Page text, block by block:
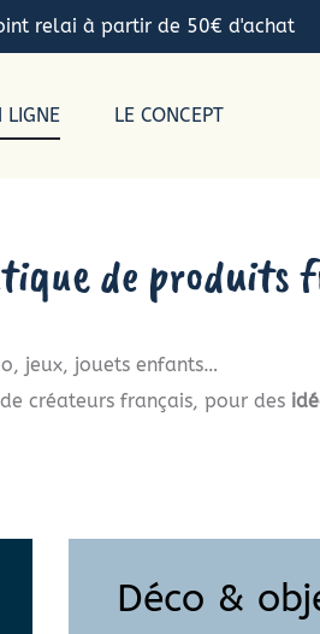
relai à partir de 50€ d'achat
LIGNE LE CONCEPT
de produits
jeux, jouets enfants…
créateurs français, pour des
Déco &